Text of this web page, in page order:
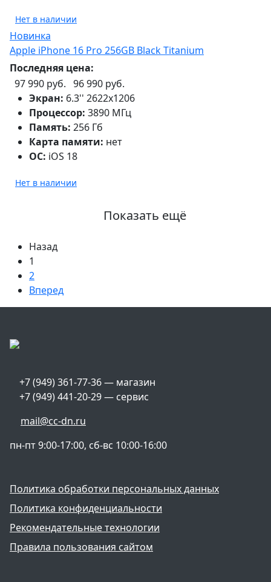
Нет в наличии
Новинка
Apple iPhone 16 Pro 256GB Black Titanium
Последняя цена:
97 990 руб. 96 990 руб.
Экран: 6.3'' 2622x1206
Процессор: 3890 МГц
Память: 256 Гб
Карта памяти: нет
ОС: iOS 18
Нет в наличии
Показать ещё
Назад
1
2
Вперед
+7 (949) 361-77-36 — магазин
+7 (949) 441-20-29 — сервис
mail@cc-dn.ru
пн-пт 9:00-17:00, сб-вс 10:00-16:00
Политика обработки персональных данных
Политика конфиденциальности
Рекомендательные технологии
Правила пользования сайтом